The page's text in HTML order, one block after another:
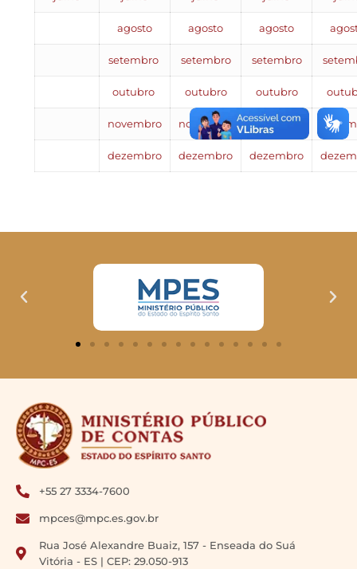
agosto agosto agosto
setembro setembro setembro
outubro outubro outubro
novembro novembro novembro
dezembro dezembro dezembro
+55 27 3334-7600
mpces@mpc.es.gov.br
Rua José Alexandre Buaiz, 157 - Enseada do Suá
Vitória - ES | CEP: 29.050-913